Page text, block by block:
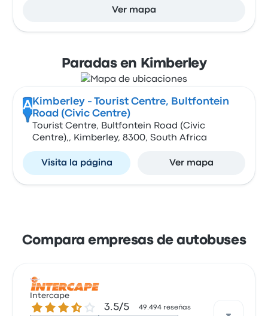
Ver mapa
Paradas en Kimberley
A Kimberley - Tourist Centre, Bultfontein
Road (Civic Centre)
Tourist Centre, Bultfontein Road (Civic
Centre),, Kimberley, 8300, South Africa
Visita la página Ver mapa
Compara empresas de autobuses
Intercape
3.5 sobre 5 estrellas
3.5/5 49.494 reseñas